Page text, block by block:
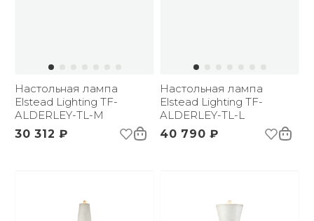
Настольная лампа
Elstead Lighting TF-
ALDERLEY-TL-M
30 312 ₽
Настольная лампа
Elstead Lighting TF-
ALDERLEY-TL-L
40 790 ₽